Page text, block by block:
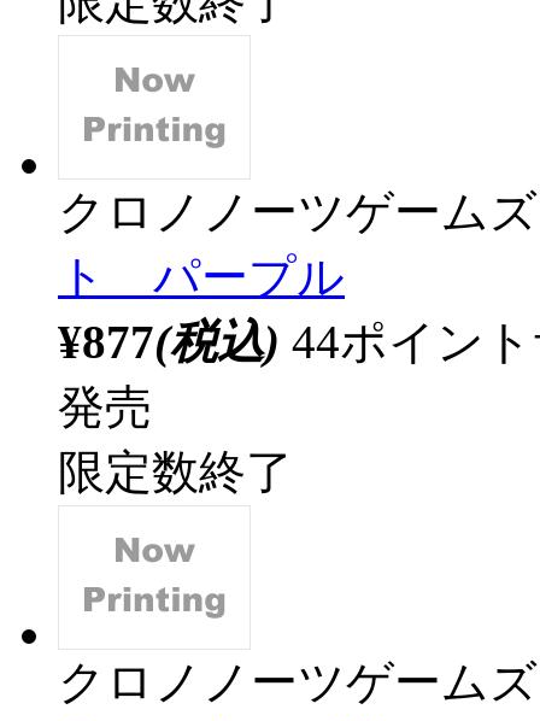
クロノノーツゲームズ
ト パープル
¥877(税込) 44ポイン
発売
限定数終了
クロノノーツゲームズ